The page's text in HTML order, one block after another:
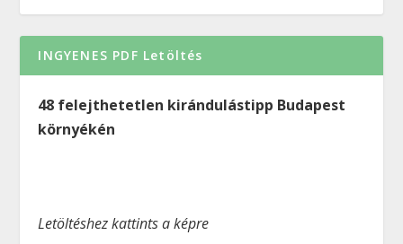
INGYENES PDF Letöltés
48 felejthetetlen kirándulástipp Budapest
környékén
Letöltéshez kattints a képre